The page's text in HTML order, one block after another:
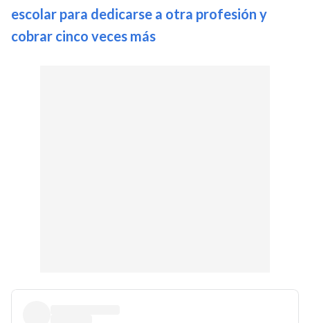
escolar para dedicarse a otra profesión y
cobrar cinco veces más